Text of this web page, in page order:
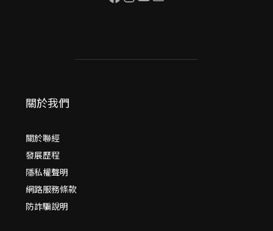
關於我們
關於聯經
發展歷程
隱私權聲明
網路服務條款
防詐騙說明